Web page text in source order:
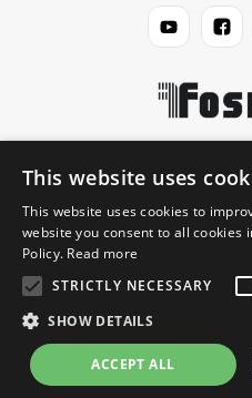
Disano
Prawny
Informacja
© 2026 Disano
This website uses
This website uses cookies to
website you consent to all cookies
Policy. Read more
STRICTLY NECESSARY
SHOW DETAILS
ACCEPT ALL